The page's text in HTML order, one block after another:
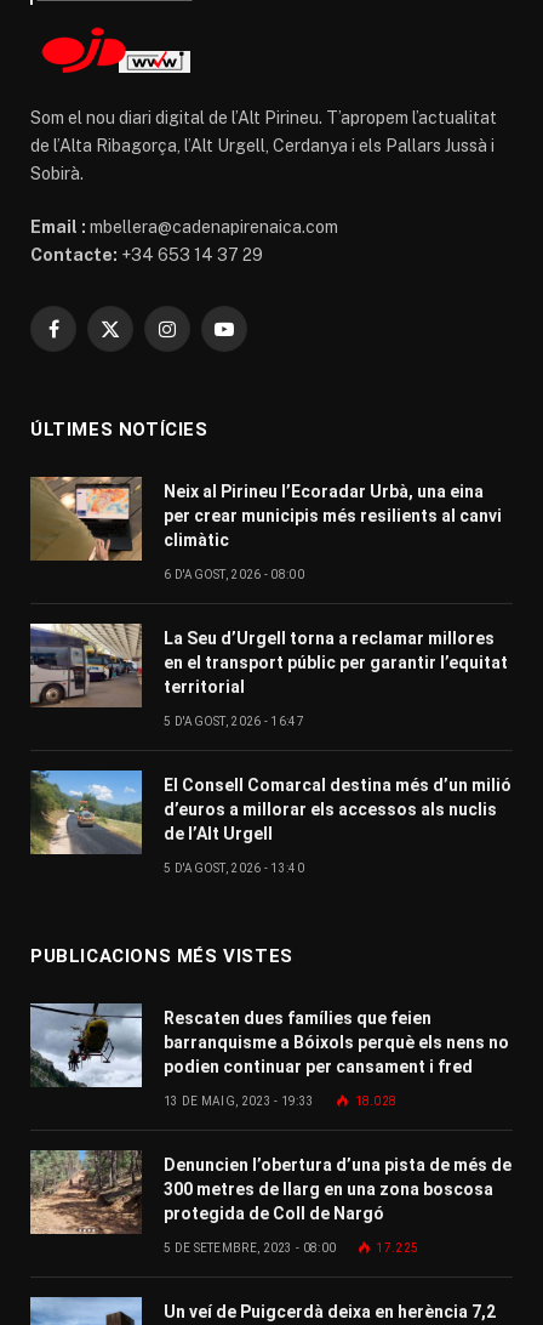
Som el nou diari digital de l’Alt Pirineu. T’apropem l’actualitat
de l’Alta Ribagorça, l’Alt Urgell, Cerdanya i els Pallars Jussà i
Sobirà.
Email : mbellera@cadenapirenaica.com
Contacte: +34 653 14 37 29
Facebook
X
InstagramYouTube
ÚLTIMES NOTÍCIES
Neix al Pirineu l’Ecoradar Urbà, una eina
per crear municipis més resilients al canvi
climàtic
6 D'AGOST, 2026 - 08:00
La Seu d’Urgell torna a reclamar millores
en el transport públic per garantir l’equitat
territorial
5 D'AGOST, 2026 - 16:47
El Consell Comarcal destina més d’un milió
d’euros a millorar els accessos als nuclis
de l’Alt Urgell
5 D'AGOST, 2026 - 13:40
PUBLICACIONS MÉS VISTES
Rescaten dues famílies que feien
barranquisme a Bóixols perquè els nens no
podien continuar per cansament i fred
13 DE MAIG, 2023 - 19:33 18.028
Denuncien l’obertura d’una pista de més de
300 metres de llarg en una zona boscosa
protegida de Coll de Nargó
5 DE SETEMBRE, 2023 - 08:00 17.225
Un veí de Puigcerdà deixa en herència 7,2